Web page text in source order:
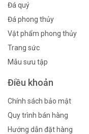
Đá quý
Đá phong thủy
Vật phẩm phong thủy
Trang sức
Mẫu sưu tập
Điều khoản
Chính sách bảo mật
Quy trình bán hàng
Hướng dẫn đặt hàng